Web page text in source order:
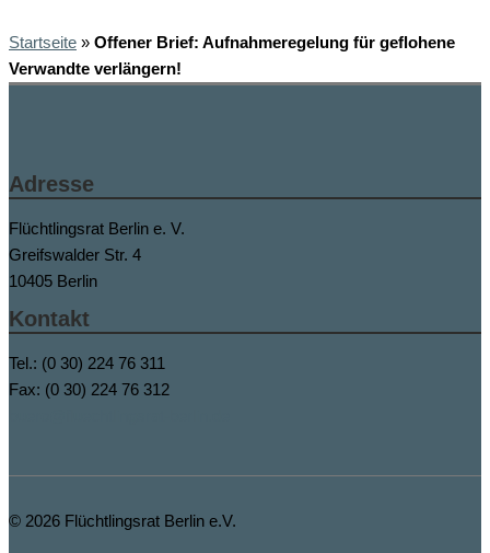
Startseite » Offener Brief: Aufnahmeregelung für geflohene
Verwandte verlängern!
Adresse
Flüchtlingsrat Berlin e. V.
Greifswalder Str. 4
10405 Berlin
Kontakt
Tel.: (0 30) 224 76 311
Fax: (0 30) 224 76 312
© 2026 Flüchtlingsrat Berlin e.V.